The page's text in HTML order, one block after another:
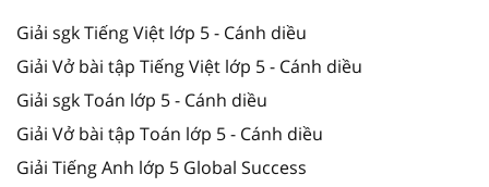
Giải sgk Tiếng Việt lớp 5 - Cánh diều
Giải Vở bài tập Tiếng Việt lớp 5 - Cánh diều
Giải sgk Toán lớp 5 - Cánh diều
Giải Vở bài tập Toán lớp 5 - Cánh diều
Giải Tiếng Anh lớp 5 Global Success